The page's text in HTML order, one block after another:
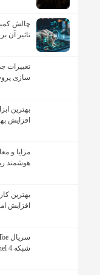
چالش
تاثیر آن
تغییرات
سازی
بهترین
افزایش
مزایا و
هوشمند
بهترین
افزایش
شبکه Channel 4